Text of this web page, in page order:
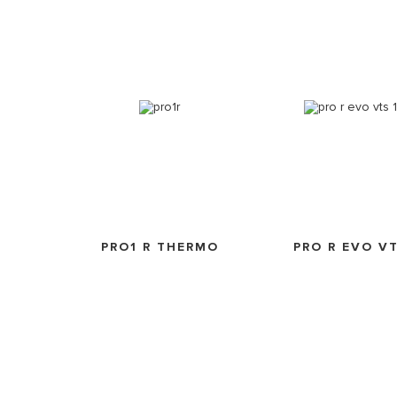
PRO1 R THERMO PRO R EVO